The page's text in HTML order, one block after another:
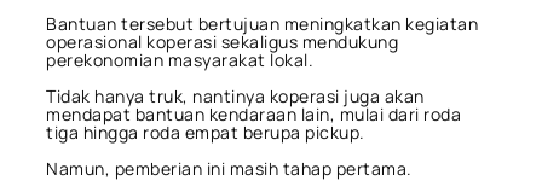
Bantuan tersebut bertujuan meningkatkan kegiatan
operasional koperasi sekaligus mendukung
perekonomian masyarakat lokal.
Tidak hanya truk, nantinya koperasi juga akan
mendapat bantuan kendaraan lain, mulai dari roda
tiga hingga roda empat berupa pickup.
Namun, pemberian ini masih tahap pertama.